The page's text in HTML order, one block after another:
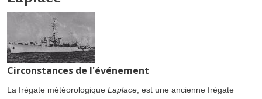
Circonstances de l'événement
La frégate météorologique Laplace , est une ancienne frégate